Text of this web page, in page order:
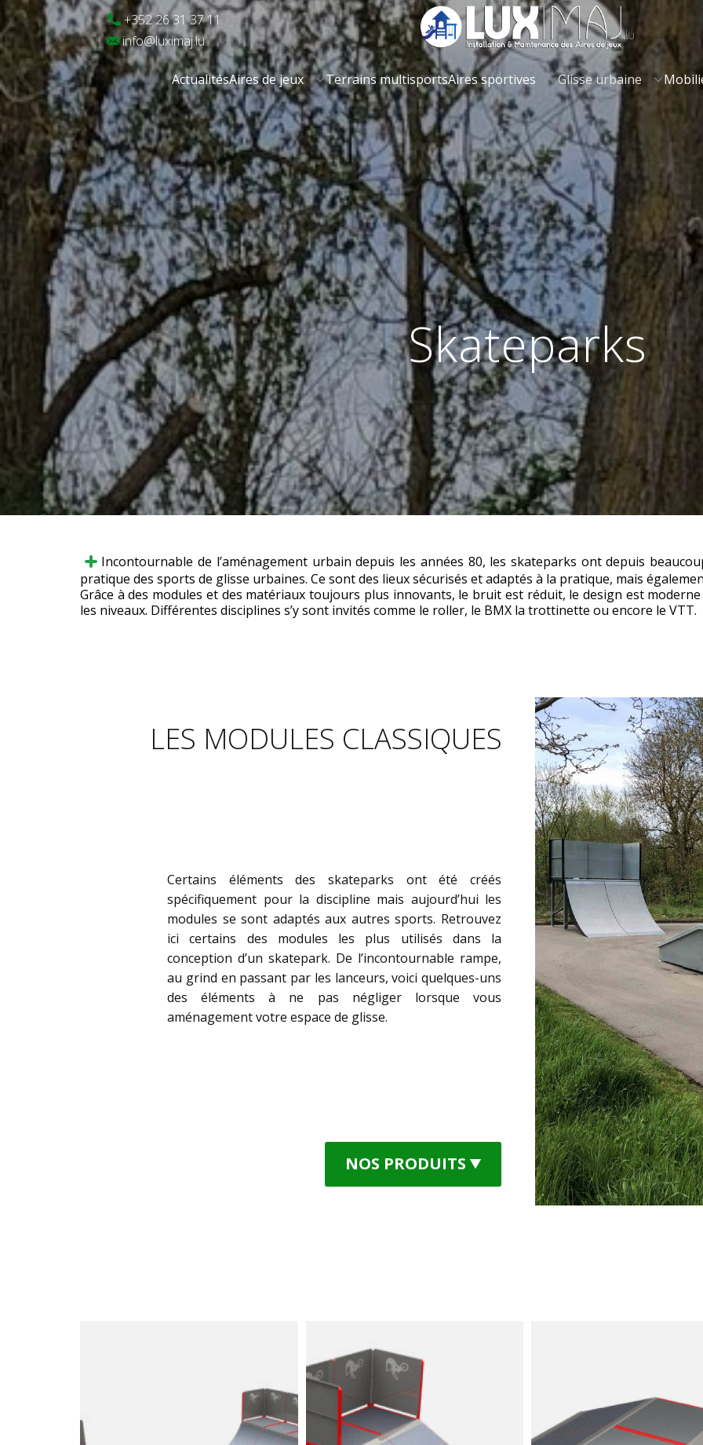
​+352 26 31 37 11
​info@luximaj.lu
ActualitésAires de jeux Terrains multisportsAires sportives Glisse urbaine
Skateparks
​Incontournable de l’aménagement urbain depuis les années 80, les skateparks ont depuis
pratique des sports de glisse urbaines. Ce sont des lieux sécurisés et adaptés à la pratique, mais
Grâce à des modules et des matériaux toujours plus innovants, le bruit est réduit, le design est
les niveaux. Différentes disciplines s’y sont invités comme le roller, le BMX la trottinette ou encore le VTT.
LES MODULES CLASSIQUES
Certains éléments des skateparks ont été créés
spécifiquement pour la discipline mais aujourd’hui les
modules se sont adaptés aux autres sports. Retrouvez
ici certains des modules les plus utilisés dans la
conception d’un skatepark. De l’incontournable rampe,
au grind en passant par les lanceurs, voici quelques-uns
des éléments à ne pas négliger lorsque vous
aménagement votre espace de glisse.
NOS PRODUITS